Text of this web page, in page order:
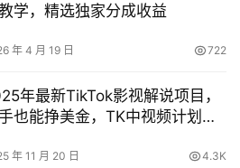
学，精选独家分成收益
年 4 月 19 日 722
年最新TikTok影视解说项目，
也能挣美金，TK中视频计划保
年 11 月 20 日 4.3K